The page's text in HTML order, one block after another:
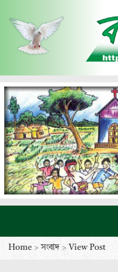
Home > সংবাদ >View Post